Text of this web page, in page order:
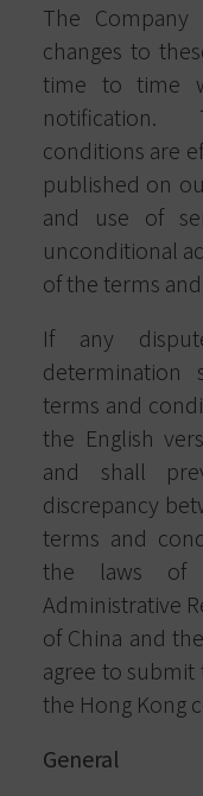
The
changes to
time to time
notification.
conditions are
published on
and use of
unconditional
of the terms
If any
determination
terms and
the English
and shall
discrepancy
terms and
the laws of
Administrative
of China and
agree to
the Hong Kong
General